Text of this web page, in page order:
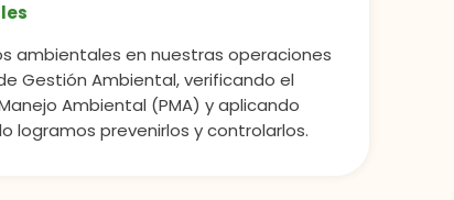
ambientales en nuestras operaciones
Gestión Ambiental, verificando el
Ambiental (PMA) y aplicando
logramos prevenirlos y controlarlos.